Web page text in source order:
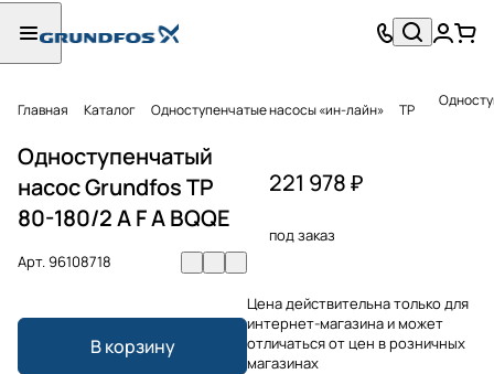
Главная Каталог Одноступенчатые насосы «ин-лайн» TP
Одноступенчатый
насос Grundfos TP
80-180/2 A F A BQQE
Арт.96108718
В корзину
221 978 ₽
под заказ
Цена действительна только для
интернет-магазина и может
отличаться от цен в розничных
магазинах